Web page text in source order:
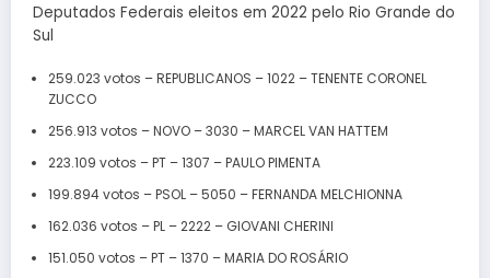
Deputados Federais eleitos em 2022 pelo Rio Grande do
Sul
259.023 votos – REPUBLICANOS – 1022 – TENENTE CORONEL
ZUCCO
256.913 votos – NOVO – 3030 – MARCEL VAN HATTEM
223.109 votos – PT – 1307 – PAULO PIMENTA
199.894 votos – PSOL – 5050 – FERNANDA MELCHIONNA
162.036 votos – PL – 2222 – GIOVANI CHERINI
151.050 votos – PT – 1370 – MARIA DO ROSÁRIO